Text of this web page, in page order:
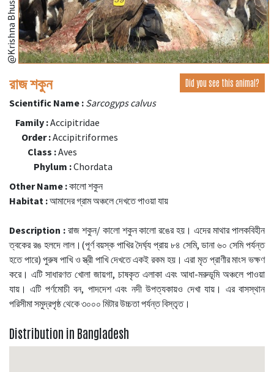
রাজ শকুন Did you see this animal?
Scientific Name : Sarcogyps calvus
Family :Accipitridae
Order :Accipitriformes
Class :Aves
Phylum :Chordata
Other Name :কালো শকুন
Habitat :আমাদের গ্রাম অঞ্চলে দেখতে পাওয়া যায়
Description :রাজ শকুন/ কালো শকুন কালো রঙের হয়। এদের মাথার পালকবিহীন
ত্বকের রঙ হলদে লাল।(পূর্ণ বয়স্ক পাখির দৈর্ঘ্য প্রায় ৮৪ সেমি, ডানা ৬০ সেমি পর্যন্ত
হতে পারে) পুরুষ পাখি ও স্ত্রী পাখি দেখতে একই রকম হয়। এরা মৃত প্রাণীর মাংস ভক্ষণ
করে। এটি সাধারণত খোলা জায়গা, চাষকৃত এলাকা এবং আধা-মরুভূমি অঞ্চলে পাওয়া
যায়। এটি পর্ণমোচী বন, পাদদেশ এবং নদী উপত্যকায়ও দেখা যায়। এর বাসস্থান
পরিসীমা সমুদ্রপৃষ্ঠ থেকে ৩০০০ মিটার উচ্চতা পর্যন্ত বিস্তৃত।
Distribution in Bangladesh